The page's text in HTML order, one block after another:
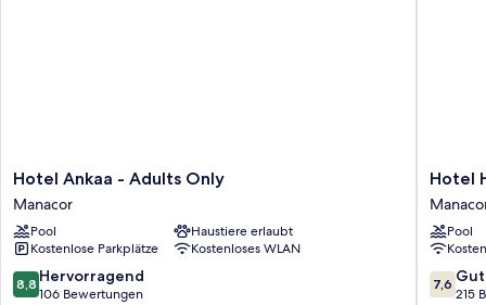
Hotel
Ankaa
-
Adults
Only
Manacor
Hotel Ankaa - Adults Only
Manacor
Pool
Haustiere erlaubt
Kostenlose Parkplätze
Kostenloses WLAN
8.8
von
8,8 Hervorragend
106 Bewertungen
Hotel
HSM
Canarios
Park
-
All
Inclusive
Hotel
Pool
7.6
von
7,6 Gut
215